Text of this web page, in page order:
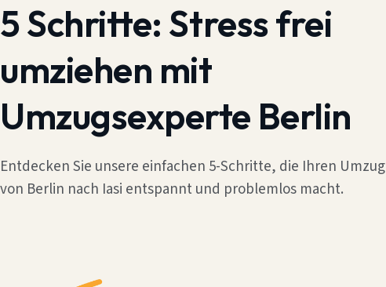
5 Schritte: Stress frei
umziehen mit
Umzugsexperte Berlin
Entdecken Sie unsere einfachen 5-Schritte, die Ihren Umzug
von Berlin nach Iasi entspannt und problemlos macht.